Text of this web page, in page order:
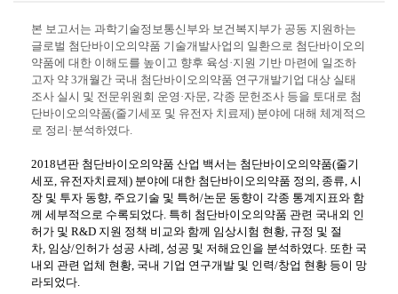
본 보고서는 과학기술정보통신부와 보건복지부가 공동 지원하는
글로벌 첨단바이오의약품 기술개발사업의 일환으로 첨단바이오의
약품에 대한 이해도를 높이고 향후 육성 ·지원 기반 마련에 일조하
고자 약 3개월간 국내 첨단바이오의약품 연구개발기업 대상 실태
조사 실시 및 전문위원회 운영 ·자문, 각종 문헌조사 등을 토대로 첨
단바이오의약품(줄기세포 및 유전자 치료제) 분야에 대해 체계적으
로 정리 ·분석하였다.
2018년판 첨단바이오의약품 산업 백서는 첨단바이오의약품(줄기
세포, 유전자치료제) 분야에 대한 첨단바이오의약품 정의, 종류, 시
장 및 투자 동향, 주요기술 및 특허/논문 동향이 각종 통계지표와 함
께 세부적으로 수록되었다. 특히 첨단바이오의약품 관련 국내외 인
허가 및 R&D 지원 정책 비교와 함께 임상시험 현황, 규정 및 절
차, 임상/인허가 성공 사례, 성공 및 저해요인을 분석하였다. 또한 국
내외 관련 업체 현황, 국내 기업 연구개발 및 인력/창업 현황 등이 망
라되었다.